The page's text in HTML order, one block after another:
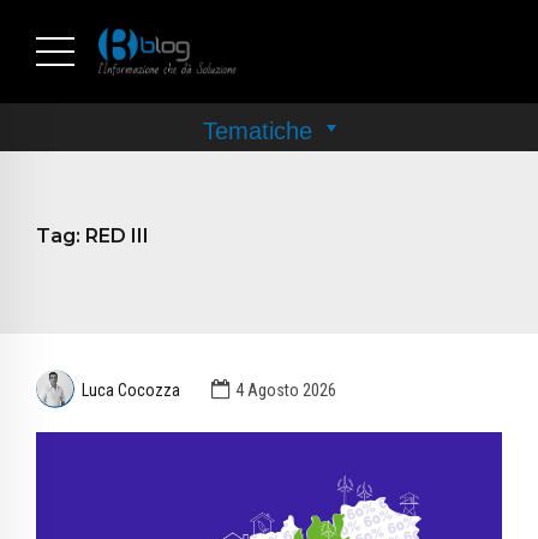
Tag: RED III
Luca Cocozza 4 Agosto 2026